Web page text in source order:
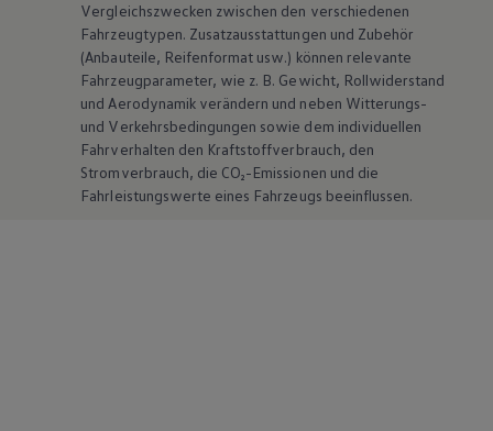
Vergleichszwecken zwischen den verschiedenen
Fahrzeugtypen. Zusatzausstattungen und Zubehör
(Anbauteile, Reifenformat usw.) können relevante
Fahrzeugparameter, wie z. B. Gewicht, Rollwiderstand
und Aerodynamik verändern und neben Witterungs-
und Verkehrsbedingungen sowie dem individuellen
Fahrverhalten den Kraftstoffverbrauch, den
Stromverbrauch, die CO₂-Emissionen und die
Fahrleistungswerte eines Fahrzeugs beeinflussen.